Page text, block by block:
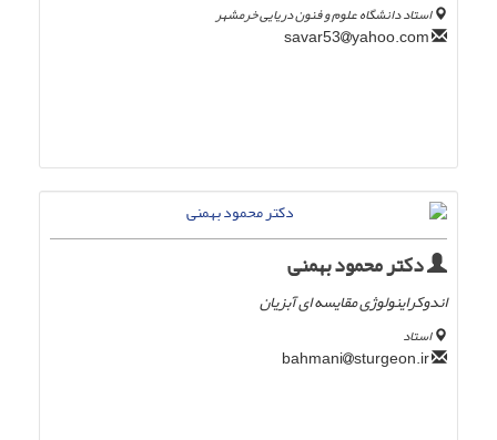
استاد دانشگاه علوم و فنون دریایی خرمشهر
yahoo.com
دکتر محمود بهمنی
اندوکراینولوژی مقایسه ای آبزیان
استاد
sturgeon.ir